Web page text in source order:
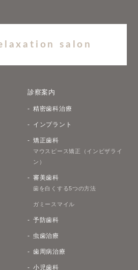
salon
診察案内
精密歯科治療
インプラント
矯正歯科
マウスピース矯正（インビザライ
ン）
審美歯科
歯を白くする5つの方法
ガミースマイル
予防歯科
虫歯治療
歯周病治療
小児歯科